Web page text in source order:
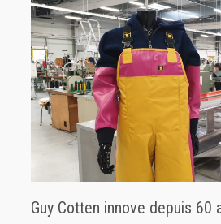
Guy Cotten innove depuis 60